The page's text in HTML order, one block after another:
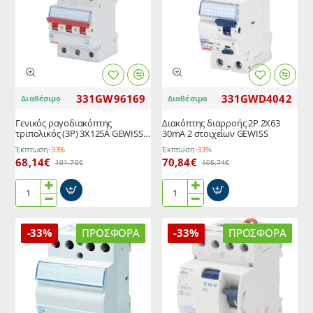
στοιχείων
Διαθέσιμο 331GW96169
Γενικός ραγοδιακόπτης
τριπολικός (3P) 3X125A GEWISS
Ιταλίας
Έκπτωση-33%
68,14€ 101,70€
Γενικός
τριπολικός
(3P)
GEWISS
Ιταλίας
Διαθέσιμο 331GWD4042
Διακόπτης διαρροής 2P 2X63
30mΑ 2 στοιχείων GEWISS
Έκπτωση-33%
70,84€ 105,74€
Διακόπτης
2P
2X63
στοιχείων
GEWISS
ΠΡΟΣΦΟΡΆ
-33% ΠΡΟΣΦΟΡΆ
-33%